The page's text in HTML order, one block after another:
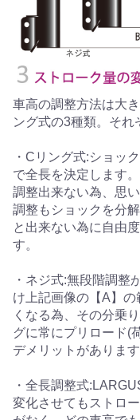
車高の調整方法は大
ング式の3種類。それ
・Cリング式:ショッ
で全長を決定します
調整出来ない為、思
調整もショックを分
と出来ない為に自由
す。
・ネジ式:無段階調整
け上記画像の【A】
くなる為、その分乗
グに常にプリロード(
デメリットがあります
・全長調整式
変化させてもストロ